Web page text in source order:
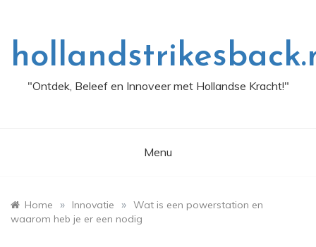
"Ontdek, Beleef en Innoveer met Hollandse Kracht!"
Menu
Home » Innovatie » Wat is een powerstation en
waarom heb je er een nodig